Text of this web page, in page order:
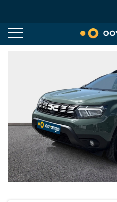
Modal country